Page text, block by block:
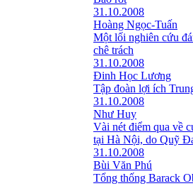
31.10.2008
Hoàng Ngọc-Tuấn
Một lối nghiên cứu
chê trách
31.10.2008
Đinh Học Lương
Tập đoàn lợi ích
31.10.2008
Như Huy
Vài nét điểm qua về
tại Hà Nội, do Quỹ
31.10.2008
Bùi Văn Phú
Tổng thống Barack